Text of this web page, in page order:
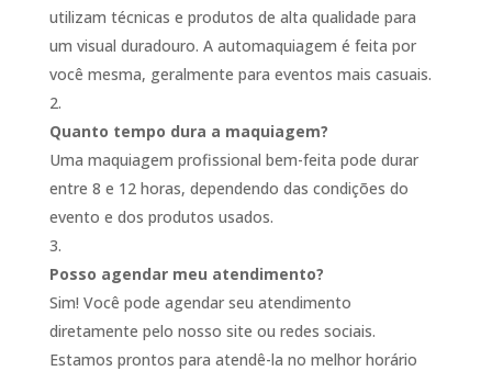
utilizam técnicas e produtos de alta qualidade para
um visual duradouro. A automaquiagem é feita por
você mesma, geralmente para eventos mais casuais.
Quanto tempo dura a maquiagem?
Uma maquiagem profissional bem-feita pode durar
entre 8 e 12 horas, dependendo das condições do
evento e dos produtos usados.
Posso agendar meu atendimento?
Sim! Você pode agendar seu atendimento
diretamente pelo nosso site ou redes sociais.
Estamos prontos para atendê-la no melhor horário